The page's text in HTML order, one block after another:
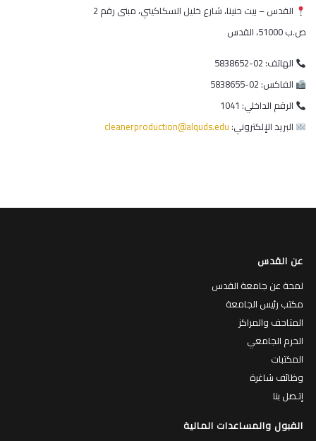
القدس – بيت حنينا، شارع خليل السكاكيني، مبنى رقم 2
ص.ب 51000، القدس
الهاتف: 02-5838652
الفاكس: 02-5838655
الرقم الداخلي: 1041
البريد الإلكتروني:cleanerproduction@alquds.edu
عن القدس
لمحة عن جامعة القدس
مكتب رئيس الجامعة
المتاحف والمراكز
الحرم الجامعي
المكتبات
وظائف شاغرة
إتـصل بنا
القبول والمساعدات المالية